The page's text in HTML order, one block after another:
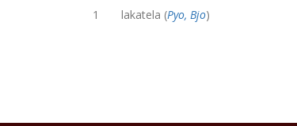
1 lakatela (Pyo, Bjo)